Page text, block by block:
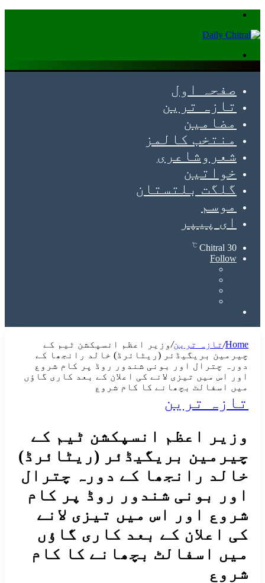
صفحہ اول
تازہ ترین
مضامین
منتخب کالمز
شعروشاعری
خواتین
گلگت بلتستان
موسم
ای پیپر
Chitral 30
℃
Follow
Home
/تازہ ترین/وزیر اعظم انسپکشن ٹیم کے
چیرمین بریگیڈئر (ریٹائرڈ) خالد رانجھا کے
دورہ چترال اور بونی شندور روڈ پر کام شروع
اور اس میں تیزی لانے کی اعلان کے بعد کاری گاؤں
میں اسفالٹ بچھانے کا کام شروع
تازہ ترین
وزیر اعظم انسپکشن ٹیم کے
چیرمین بریگیڈئر (ریٹائرڈ)
خالد رانجھا کے دورہ چترال
اور بونی شندور روڈ پر کام
شروع اور اس میں تیزی لانے
کی اعلان کے بعد کاری گاؤں
میں اسفالٹ بچھانے کا کام
شروع